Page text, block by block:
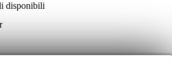
disponibili